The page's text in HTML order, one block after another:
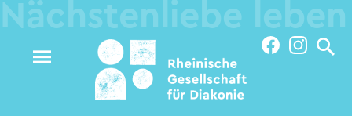
Diese Seite empfehlen: